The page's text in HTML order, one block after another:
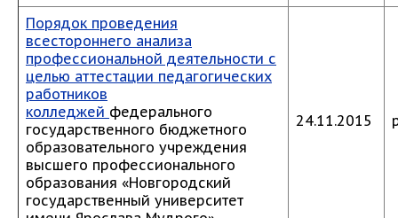
Порядок проведения
всестороннего анализа
профессиональной деятельности с
целью аттестации педагогических
работников
колледжей федерального
государственного бюджетного
образовательного учреждения
высшего профессионального
образования «Новгородский
государственный университет
24.11.2015